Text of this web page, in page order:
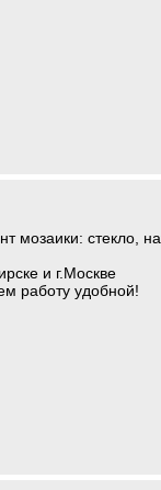
мозаики: стекло,
и г.Москве
работу удобной!